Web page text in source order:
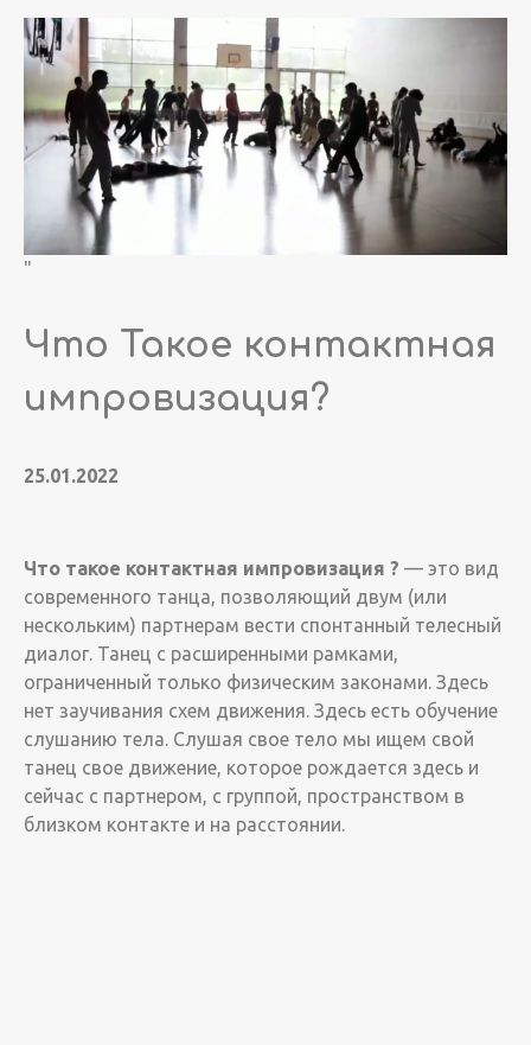
"
Что Такое контактная
импровизация?
25.01.2022
Что такое контактная импровизация ? — это вид
современного танца, позволяющий двум (или
нескольким) партнерам вести спонтанный телесный
диалог. Танец с расширенными рамками,
ограниченный только физическим законами. Здесь
нет заучивания схем движения. Здесь есть обучение
слушанию тела. Слушая свое тело мы ищем свой
танец свое движение, которое рождается здесь и
сейчас с партнером, с группой, пространством в
близком контакте и на расстоянии.